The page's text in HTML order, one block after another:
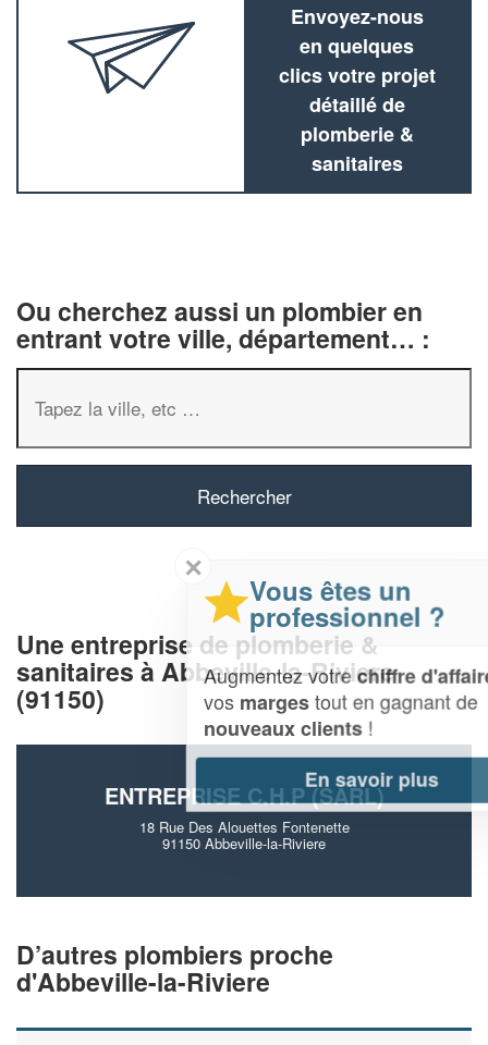
Envoyez-nous
en quelques
clics votre projet
détaillé de
plomberie &
sanitaires
Ou cherchez aussi un plombier en
entrant votre ville, département… :
Une entreprise de plomberie &
sanitaires à Abbeville-la-Riviere
(91150)
ENTREPRISE C.H.P (SARL)
18 Rue Des Alouettes Fontenette
91150 Abbeville-la-Riviere
D’autres plombiers proche
d'Abbeville-la-Riviere
Vous êtes un
professionnel ?
Augmentez votrechiffre d'affaireset
marges tout en gagnant de
nouveaux clients!
En savoir plus